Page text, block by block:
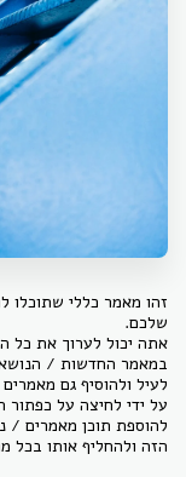
זהו מאמר כללי
שלכם.
אתה יכול לערוך את כל
במאמר החדשות /
לעיל ולהוסיף גם
על ידי לחיצה על
להוספת תוכן מאמרים /
הזה ולהחליף אותו